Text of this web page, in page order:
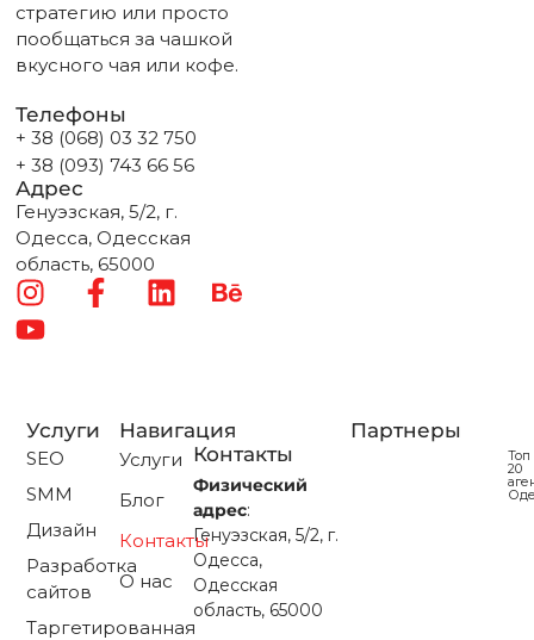
стратегию или просто
пообщаться за чашкой
вкусного чая или кофе.
Телефоны
+ 38 (068) 03 32 750
+ 38 (093) 743 66 56
Адрес
Генуэзская, 5/2, г.
Одесса, Одесская
область, 65000
Партнеры
Топ
20
Навигация
Услуги
Блог
Контакты
О нас
Услуги
SEO
SMM
Дизайн
Разработка
сайтов
Таргетированная
Контакты
Физический
адрес:
Генуэзская, 5/2, г.
Одесса,
Одесская
область, 65000